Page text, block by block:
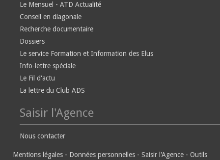
Le Mensuel - ATD Actualité
Conseil en diagonale
Recherche documentaire
Dossiers
Le service Formation et Information des Elus
Info-lettre spéciale
Le Fil d'actu
La lettre du Club ADS
Saisir l'Agence
Nous contacter
Mentions légales - Données personnelles - Saisir l'Agence - Outils